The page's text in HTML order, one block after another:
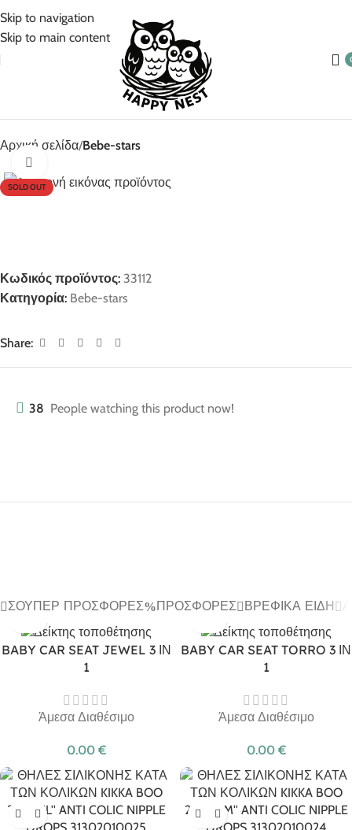
Skip to navigation
Skip to main content
Αρχική σελίδα Bebe-stars
SOLD OUT
Κωδικός προϊόντος: 33112
Κατηγορία: Bebe-stars
Share:
38 People watching this product now!
ΣΟΎΠΕΡ ΠΡΟΣΦΟΡΈΣ ΠΡΟΣΦΟΡΈΣ ΒΡΕΦΙΚΆ ΕΊΔΗ
BABY CAR SEAT JEWEL 3 ΙΝ
1
Άμεσα Διαθέσιμο
0.00 €
BABY CAR SEAT TORRO 3 ΙΝ
1
Άμεσα Διαθέσιμο
0.00 €
5% Επιπλέον έκπτωση για πληρωμές με κάρτα!